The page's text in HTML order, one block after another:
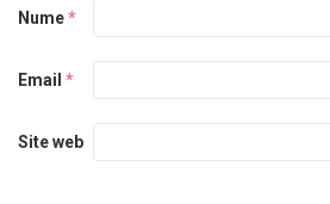
Nume*
Email *
Site web